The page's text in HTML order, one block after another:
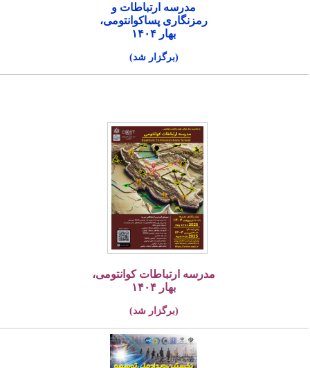
مدرسه ارتباطات و
رمزنگاری پساکوانتومی،
بهار ۱۴۰۴
(برگزار شد)
مدرسه ارتباطات کوانتومی،
بهار ۱۴۰۴
(برگزار شد)